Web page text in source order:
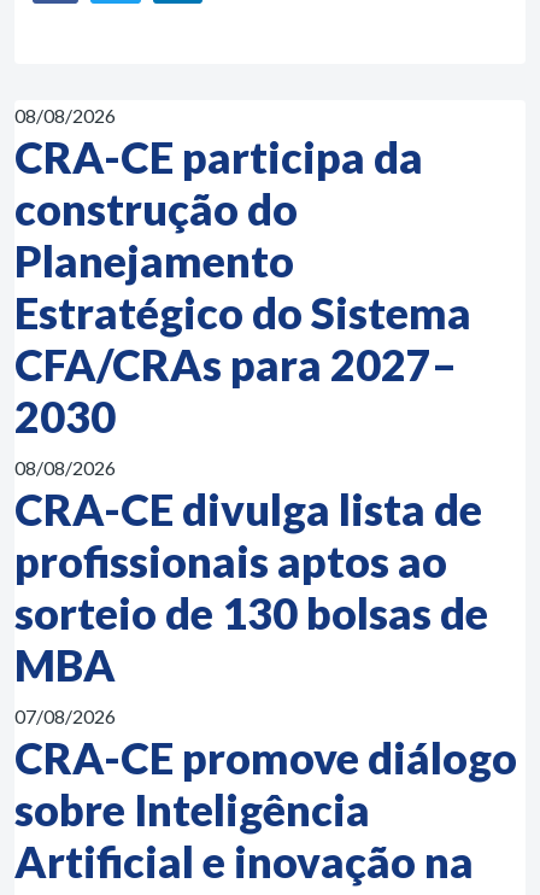
08/08/2026
CRA-CE participa da
construção do
Planejamento
Estratégico do Sistema
CFA/CRAs para 2027–
2030
08/08/2026
CRA-CE divulga lista de
profissionais aptos ao
sorteio de 130 bolsas de
MBA
07/08/2026
CRA-CE promove diálogo
sobre Inteligência
Artificial e inovação na